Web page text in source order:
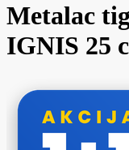
Metalac
IGNIS 25